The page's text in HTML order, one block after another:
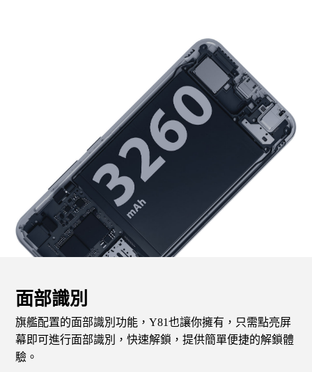
面部識別
旗艦配置的面部識別功能，Y81也讓你擁有，只需點亮屏
幕即可進行面部識別，快速解鎖，提供簡單便捷的解鎖體
驗。